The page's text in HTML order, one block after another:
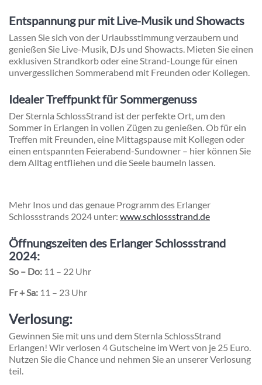
Entspannung pur mit Live-Musik und Showacts
Lassen Sie sich von der Urlaubsstimmung verzaubern und
genießen Sie Live-Musik, DJs und Showacts. Mieten Sie einen
exklusiven Strandkorb oder eine Strand-Lounge für einen
unvergesslichen Sommerabend mit Freunden oder Kollegen.
Idealer Treffpunkt für Sommergenuss
Der Sternla SchlossStrand ist der perfekte Ort, um den
Sommer in Erlangen in vollen Zügen zu genießen. Ob für ein
Treffen mit Freunden, eine Mittagspause mit Kollegen oder
einen entspannten Feierabend-Sundowner – hier können Sie
dem Alltag entfliehen und die Seele baumeln lassen.
Mehr Inos und das genaue Programm des Erlanger
Schlossstrands 2024 unter: www.schlossstrand.de
Öffnungszeiten des Erlanger Schlossstrand
2024:
So – Do: 11 – 22 Uhr
Fr + Sa: 11 – 23 Uhr
Verlosung:
Gewinnen Sie mit uns und dem Sternla SchlossStrand
Erlangen! Wir verlosen 4 Gutscheine im Wert von je 25 Euro.
Nutzen Sie die Chance und nehmen Sie an unserer Verlosung
teil.